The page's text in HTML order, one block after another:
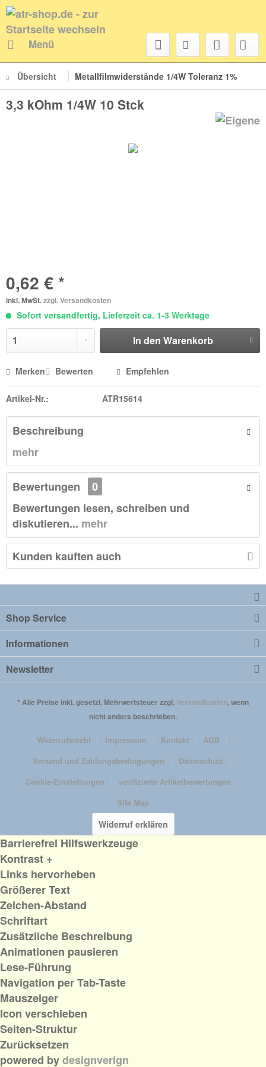
Menü
Übersicht Metallfilmwiderstände 1/4W Toleranz 1%
3,3 kOhm 1/4W 10 Stck
0,62 € *
inkl. MwSt.zzgl. Versandkosten
Sofort versandfertig, Lieferzeit ca. 1-3 Werktage
In den Warenkorb
Merken Bewerten Empfehlen
Artikel-Nr.: ATR15614
Beschreibung
mehr
Bewertungen
0
Bewertungen lesen, schreiben und
diskutieren... mehr
Kunden kauften auch
Shop Service
Informationen
Newsletter
* Alle Preise inkl. gesetzl. Mehrwertsteuer zzgl.Versandkosten, wenn
nicht anders beschrieben.
Widerrufsrecht Impressum Kontakt
AGB
Versand und Zahlungsbedingungen
Datenschutz
Cookie-Einstellungen
verifizierte Artikelbewertungen
Site Map
Widerruf erklären
Barrierefrei Hilfswerkzeuge
Kontrast +
Links hervorheben
Größerer Text
Zeichen-Abstand
Schriftart
Zusätzliche Beschreibung
Animationen pausieren
Lese-Führung
Navigation per Tab-Taste
Mauszeiger
Icon verschieben
Seiten-Struktur
Zurücksetzen
powered bydesignverign